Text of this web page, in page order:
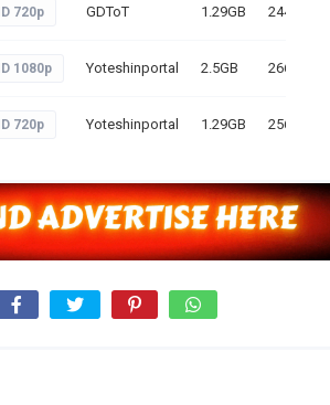
720p GDToT 1.29GB 244
1080p Yoteshinportal 2.5GB 266
720p Yoteshinportal 1.29GB 256